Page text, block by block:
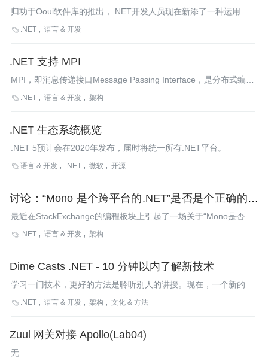
归功于Ooui软件库的推出，.NET开发人员现在新添了一种运用他
们开发技能的方法，使.NET应用直接以WebAssembly方式在浏览
 .NET 语言 & 开发
.NET 支持 MPI
MPI，即消息传递接口Message Passing Interface，是分布式编程
的标准，可以用于超级计算机。FORTRAN、C和C++中都可以找
 .NET 语言 & 开发 架构
.NET 生态系统概览
.NET 5预计会在2020年发布，届时将统一所有.NET平台。
语言 & 开发 .NET 微软 开源
讨论：“Mono 是个跨平台的.NET”是否是个正确的说
法
最近在StackExchange的编程板块上引起了一场关于“Mono是否可
以作为跨平台.NET”的讨论。讨论发起者提出了几点“否定”看法，
 .NET 语言 & 开发 架构
Dime Casts .NET - 10 分钟以内了解新技术
学习一门技术，更好的方法是聆听别人的讲授。现在，一个新的视
频播客诞生了，它为.NET的开发人员量身定做，通过简短而又集
 .NET 语言 & 开发 架构 文化 & 方法
Zuul 网关对接 Apollo(Lab04)
无